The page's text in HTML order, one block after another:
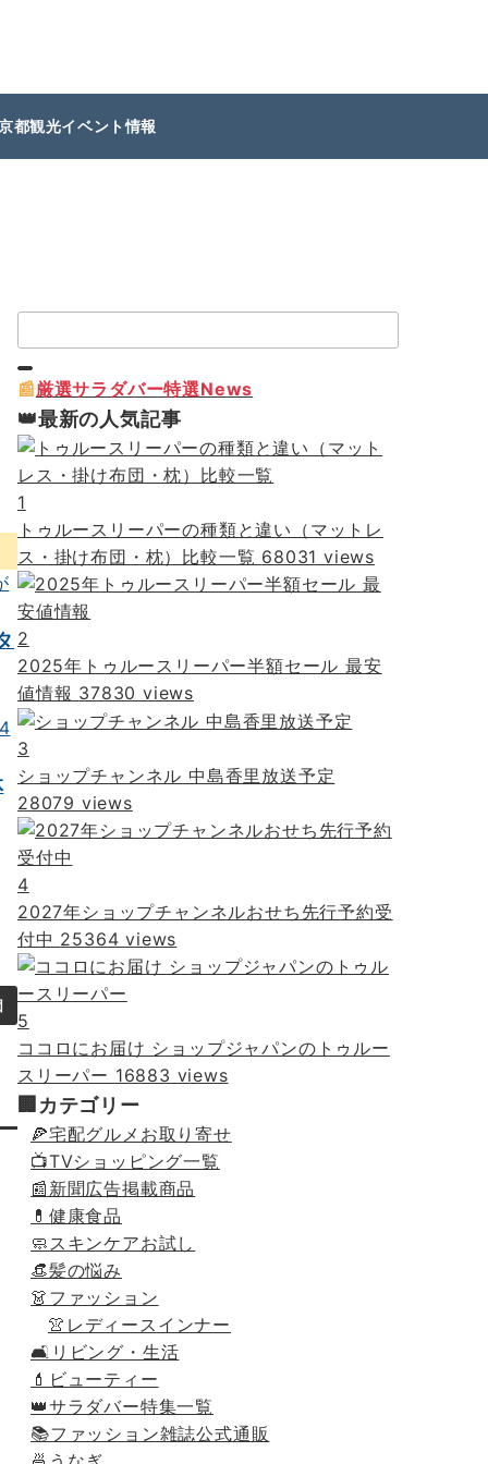
都観光イベント情報
索：
📰厳選サラダバー特選News
👑最新の人気記事
1
トゥルースリーパーの種類と違い（マットレ
ス・掛け布団・枕）比較一覧 68031 views
2
2025年トゥルースリーパー半額セール 最安
値情報 37830 views
3
ショップチャンネル 中島香里放送予定
28079 views
4
2027年ショップチャンネルおせち先行予約受
付中 25364 views
5
ココロにお届け ショップジャパンのトゥルー
スリーパー 16883 views
🏢カテゴリー
🍕宅配グルメお取り寄せ
📺TVショッピング一覧
📰新聞広告掲載商品
💊健康食品
🧼スキンケアお試し
👒髪の悩み
👗ファッション
👚レディースインナー
🛋リビング・生活
💄ビューティー
👑サラダバー特集一覧
📚ファッション雑誌公式通販